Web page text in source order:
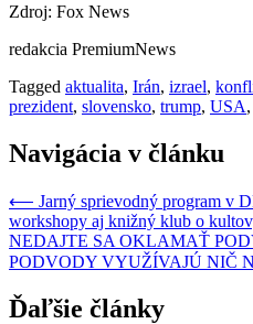
Zdroj: Fox News
redakcia PremiumNews
Tagged aktualita, Irán, izrael,
prezident, slovensko, trump, USA,
Navigácia v článku
⟵ Jarný sprievodný program v
workshopy aj knižný klub o
NEDAJTE SA OKLAMAŤ
PODVODY VYUŽÍVAJÚ NIČ
Ďaľšie články